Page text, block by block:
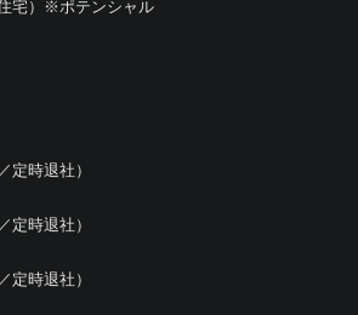
宅）※ポテンシャル
定時退社）
定時退社）
定時退社）